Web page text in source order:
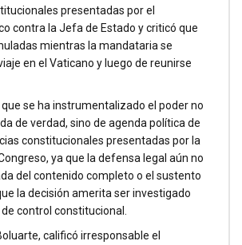
presentadas por el
contra la Jefa de Estado y criticó que
mientras la mandataria se
en el Vaticano y luego de reunirse
se ha instrumentalizado el poder no
de verdad, sino de agenda política de
constitucionales presentadas por la
ya que la defensa legal aún no
del contenido completo o el sustento
la decisión amerita ser investigado
control constitucional.
calificó irresponsable el